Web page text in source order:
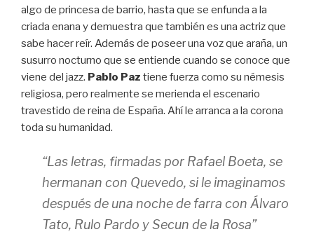
algo de princesa de barrio, hasta que se enfunda a la
criada enana y demuestra que también es una actriz que
sabe hacer reír. Además de poseer una voz que araña, un
susurro nocturno que se entiende cuando se conoce que
viene del jazz. Pablo Paz tiene fuerza como su némesis
religiosa, pero realmente se merienda el escenario
travestido de reina de España. Ahí le arranca a la corona
toda su humanidad.
“Las letras, firmadas por Rafael Boeta, se
hermanan con Quevedo, si le imaginamos
después de una noche de farra con Álvaro
Tato, Rulo Pardo y Secun de la Rosa”